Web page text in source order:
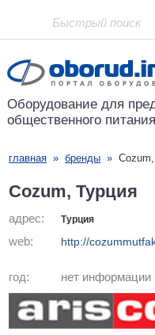
Проект основан в 2001
Оборудование для
общественного питания
главная » бренды »
Cozum, Турция
адрес: Турция
web: http://
год: нет информации